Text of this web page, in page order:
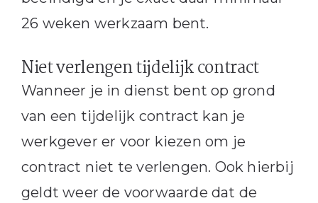
26 weken werkzaam bent.
Niet verlengen tijdelijk contract
Wanneer je in dienst bent op grond
van een tijdelijk contract kan je
werkgever er voor kiezen om je
contract niet te verlengen. Ook hierbij
geldt weer de voorwaarde dat de